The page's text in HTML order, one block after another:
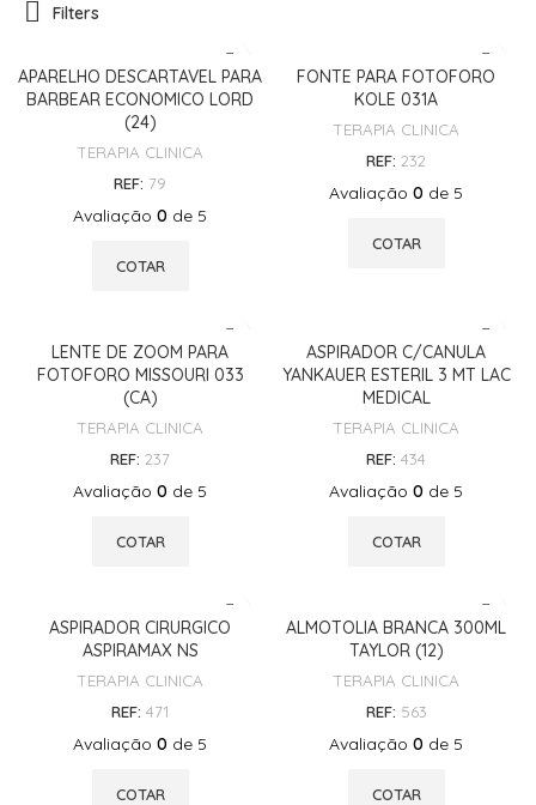
Filters
APARELHO DESCARTAVEL PARA
BARBEAR ECONOMICO LORD
(24)
TERAPIA CLINICA
REF: 79
Avaliação 0 de 5
COTAR
FONTE PARA FOTOFORO
KOLE 031A
TERAPIA CLINICA
REF: 232
Avaliação 0 de 5
COTAR
LENTE DE ZOOM PARA
FOTOFORO MISSOURI 033
(CA)
TERAPIA CLINICA
REF: 237
Avaliação 0 de 5
COTAR
ASPIRADOR C/CANULA
YANKAUER ESTERIL 3 MT LAC
MEDICAL
TERAPIA CLINICA
REF: 434
Avaliação 0 de 5
COTAR
ASPIRADOR CIRURGICO
ASPIRAMAX NS
TERAPIA CLINICA
REF: 471
Avaliação 0 de 5
COTAR
ALMOTOLIA BRANCA 300ML
TAYLOR (12)
TERAPIA CLINICA
REF: 563
Avaliação 0 de 5
COTAR